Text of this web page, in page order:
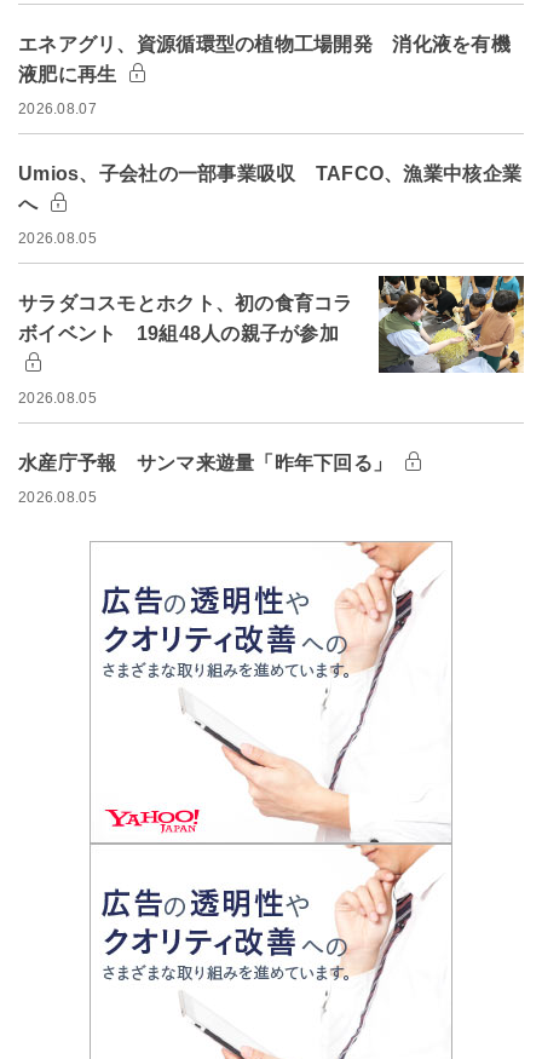
エネアグリ、資源循環型の植物工場開発 消化液を有機
液肥に再生
2026.08.07
Umios、子会社の一部事業吸収 TAFCO、漁業中核企業
へ
2026.08.05
サラダコスモとホクト、初の食育コラ
ボイベント 19組48人の親子が参加
2026.08.05
水産庁予報 サンマ来遊量「昨年下回る」
2026.08.05